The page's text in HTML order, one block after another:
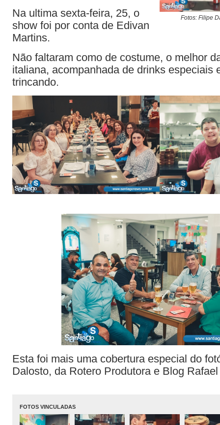
Fotos: Filipe
Na ultima sexta-feira, 25, o
show foi por conta de Edivan
Martins.
Não faltaram como de costume, o melhor
italiana, acompanhada de drinks especiais
trincando.
Esta foi mais uma cobertura especial do
Dalosto, da Rotero Produtora e Blog
FOTOS VINCULADAS